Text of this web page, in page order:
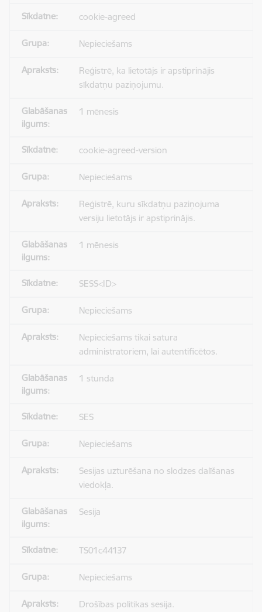
cookie-agreed
Nepieciešams
Reģistrē, ka lietotājs ir apstiprinājis
sīkdatņu paziņojumu.
1 mēnesis
cookie-agreed-version
Nepieciešams
Reģistrē, kuru sīkdatņu paziņojuma
versiju lietotājs ir apstiprinājis.
1 mēnesis
SESS<ID>
Nepieciešams
Nepieciešams tikai satura
administratoriem, lai autentificētos.
1 stunda
SES
Nepieciešams
Sesijas uzturēšana no slodzes dalīšanas
viedokļa.
Sesija
TS01c44137
Nepieciešams
Drošības politikas sesija.